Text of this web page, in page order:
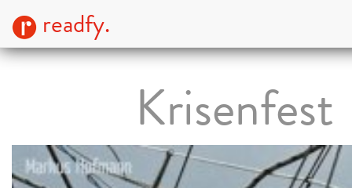
readfy.
Krisenfest